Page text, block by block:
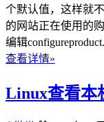
个默认值，这样就
的网站正在使用的
编辑
查看详情»
Linux查看本